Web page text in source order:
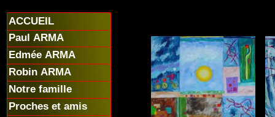
ACCUEIL
Paul ARMA
Edmée ARMA
Robin ARMA
Notre famille
Proches et amis